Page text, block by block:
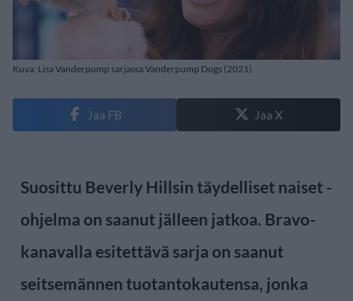
Kuva: Lisa Vanderpump sarjassa Vanderpump Dogs (2021)
Jaa FB Jaa X
Suosittu Beverly Hillsin täydelliset naiset -
ohjelma on saanut jälleen jatkoa. Bravo-
kanavalla esitettävä sarja on saanut
seitsemännen tuotantokautensa, jonka